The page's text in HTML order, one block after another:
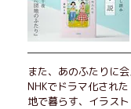
また、あのふたりに
NHKでドラマ化され
地で暮らす、イラス